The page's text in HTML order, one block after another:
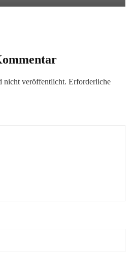
nicht veröffentlicht. Erforderliche